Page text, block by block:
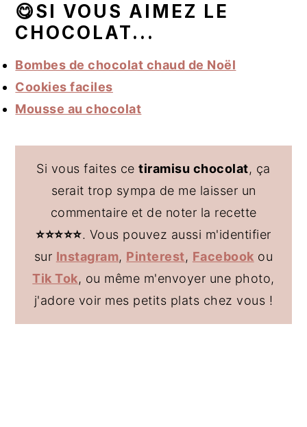
😋SI VOUS AIMEZ LE
CHOCOLAT...
Bombes de chocolat chaud de Noël
Cookies faciles
Mousse au chocolat
Si vous faites cetiramisu chocolat, ça
serait trop sympa de me laisser un
commentaire et de noter la recette
⭐️⭐️⭐️⭐️⭐️. Vous pouvez aussi m'identifier
sur Instagram, Pinterest, Facebook ou
Tik Tok, ou même m'envoyer une photo,
j'adore voir mes petits plats chez vous !